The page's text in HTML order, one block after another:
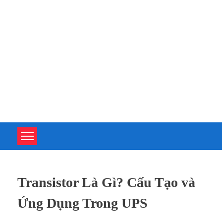
Transistor Là Gì? Cấu Tạo và
Ứng Dụng Trong UPS